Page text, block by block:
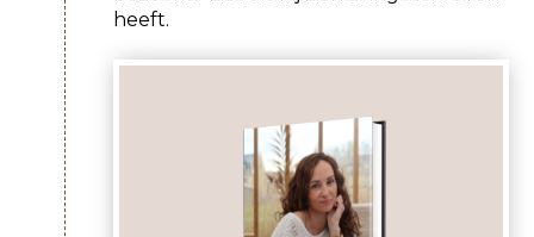
heeft.